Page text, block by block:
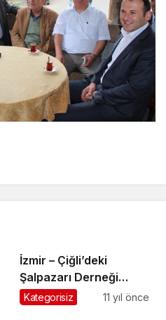
İzmir – Çiğli’deki
Şalpazarı Derneği
Şehitlerimiz için Kur’an
Kategorisiz 11 yıl önce